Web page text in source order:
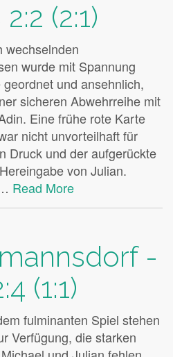
(2:1)
wechselnden
wurde mit Spannung
und ansehnlich,
sicheren Abwehrreihe mit
Eine frühe rote Karte
nicht unvorteilhaft für
Druck und der aufgerückte
von Julian.
Read More
-
(1:1)
fulminanten Spiel stehen
Verfügung, die starken